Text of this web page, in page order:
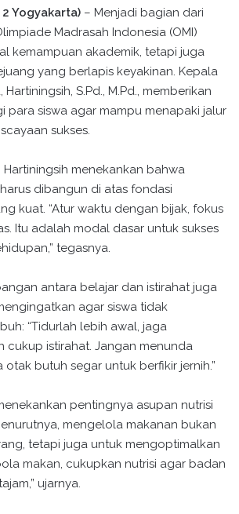
Yogyakarta) – Menjadi bagian dari
Madrasah Indonesia (OMI)
kemampuan akademik, tetapi juga
yang berlapis keyakinan. Kepala
Hartiningsih, S.Pd., M.Pd., memberikan
para siswa agar mampu menapaki jalur
sukses.
Hartiningsih menekankan bahwa
dibangun di atas fondasi
kuat. “Atur waktu dengan bijak, fokus
Itu adalah modal dasar untuk sukses
tegasnya.
antara belajar dan istirahat juga
agar siswa tidak
“Tidurlah lebih awal, jaga
cukup istirahat. Jangan menunda
butuh segar untuk berfikir jernih.”
pentingnya asupan nutrisi
mengelola makanan bukan
tetapi juga untuk mengoptimalkan
makan, cukupkan nutrisi agar badan
ujarnya.